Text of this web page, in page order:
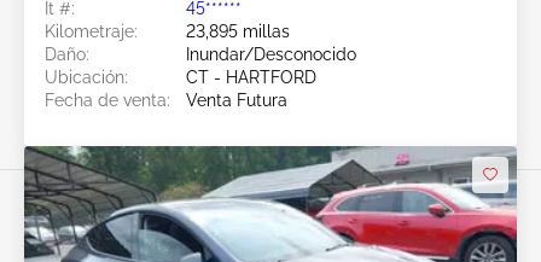
Ít #:
45******
Kilometraje:
23,895 millas
Daño:
Inundar/Desconocido
Ubicación:
CT - HARTFORD
Fecha de venta:
Venta Futura